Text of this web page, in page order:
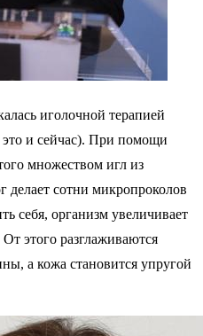
иголочной терапией
это и сейчас). При помощи
множеством игл из
делает сотни микропроколов
себя, организм увеличивает
этого разглаживаются
а кожа становится упругой